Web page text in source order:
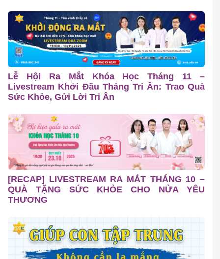
Lễ Hội Ra Mắt Khóa Học Tháng 11 –
Livestream Khởi Đầu Tháng Tri Ân: Trao Quà
Sức Khỏe, Gửi Lời Tri Ân
[RECAP] LIVESTREAM RA MẮT THÁNG 10 –
QUÀ TẶNG SỨC KHỎE CHO NỬA YÊU
THƯƠNG